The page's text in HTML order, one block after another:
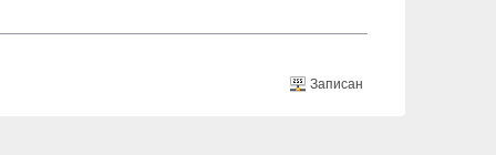
Записан